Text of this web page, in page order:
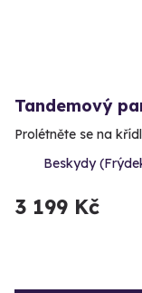
Tandemový
Prolétněte se na
Beskydy
3 199 Kč